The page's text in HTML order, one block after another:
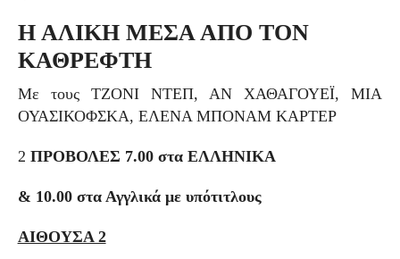
Η ΑΛΙΚΗ ΜΕΣΑ ΑΠΟ ΤΟΝ
ΚΑΘΡΕΦΤΗ
Με τους ΤΖΟΝΙ ΝΤΕΠ, ΑΝ ΧΑΘΑΓΟΥΕΪ, ΜΙΑ
ΟΥΑΣΙΚΟΦΣΚΑ, ΕΛΕΝΑ ΜΠΟΝΑΜ ΚΑΡΤΕΡ
2 ΠΡΟΒΟΛΕΣ 7.00 στα ΕΛΛΗΝΙΚΑ
& 10.00 στα Αγγλικά με υπότιτλους
ΑΙΘΟΥΣΑ 2